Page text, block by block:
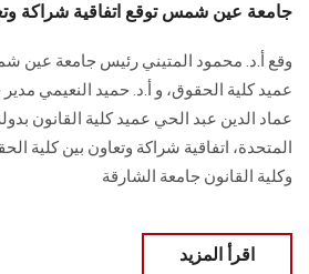
جامعة عين شمس توقع اتفاقية شراكة
وقع أ.د. محمود المتيني رئيس جامعة عين
عميد كلية الحقوق، و أ.د. حميد النعيمي مدير
عماد الدين عبد الحي عميد كلية القانون
المتحدة، اتفاقية شراكة وتعاون بين
وكلية القانون جامعة الشارقة
اقرأ المزيد